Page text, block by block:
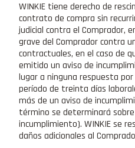
WINKIE tiene derecho de
contrato de compra sin
judicial contra el Comprador,
grave del Comprador contra
contractuales, en el caso de
emitido un aviso de
lugar a ninguna respuesta
período de treinta días
más de un aviso de
término se determinará
incumplimiento). WINKIE se
daños adicionales al